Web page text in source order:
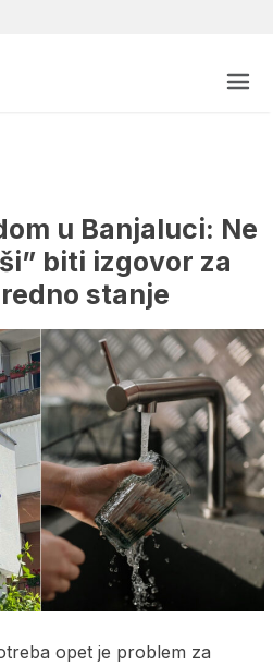
u Banjaluci: Ne
biti izgovor za
stanje
opet je problem za